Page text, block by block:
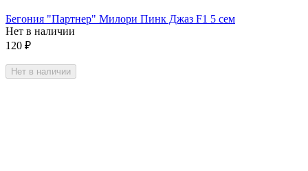
Бегония "Партнер" Милори Пинк Джаз F1 5 сем
Нет в наличии
120 ₽
Нет в наличии